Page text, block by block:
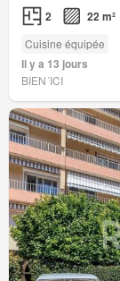
2 22 m²
Cuisine équipée
Il y a 13 jours
BIEN´ICI